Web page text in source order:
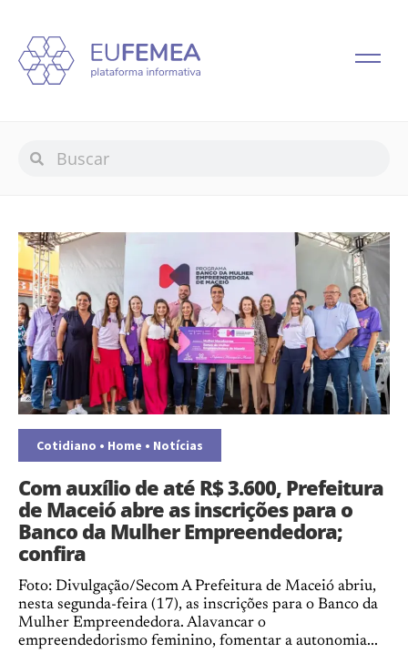
Cotidiano • Home • Notícias
Com auxílio de até R$ 3.600, Prefeitura
de Maceió abre as inscrições para o
Banco da Mulher Empreendedora;
confira
Foto: Divulgação/Secom A Prefeitura de Maceió abriu,
nesta segunda-feira (17), as inscrições para o Banco da
Mulher Empreendedora. Alavancar o
empreendedorismo feminino, fomentar a autonomia...